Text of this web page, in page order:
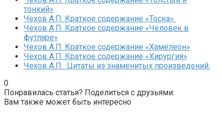
тонкий»
Чехов А.П. Краткое содержание «Тоска»
Чехов А.П. Краткое содержание «Человек в
футляре»
Чехов А.П. Краткое содержание «Хамелеон»
Чехов А.П. Краткое содержание «Хирургия»
Чехов А.П. Цитаты из знаменитых произведений.
0
Понравилась статья? Поделиться с друзьями:
Вам также может быть интересно